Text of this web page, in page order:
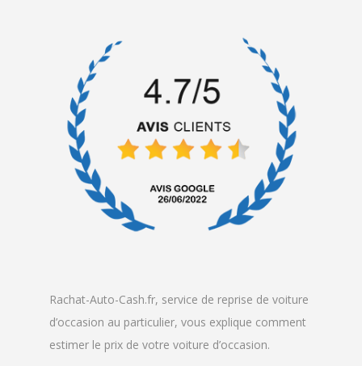
Rachat-Auto-Cash.fr, service de reprise de voiture
d’occasion au particulier, vous explique comment
estimer le prix de votre voiture d’occasion.